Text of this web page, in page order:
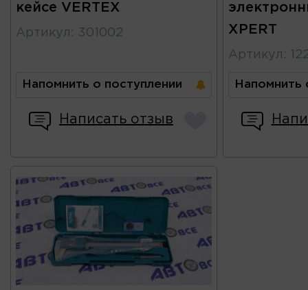
кейсе VERTEX
Артикул : 301002
Напомнить о поступлении
Написать отзыв
XPERT
Артикул :
Напомнить